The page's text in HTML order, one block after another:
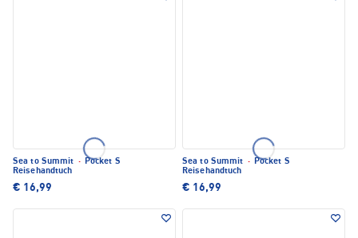
Sea to Summit · Pocket S
Reisehandtuch
€ 16,99
Sea to Summit · Pocket S
Reisehandtuch
€ 16,99